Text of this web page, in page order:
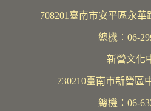
708201臺南市安平區永華
總機︰06-
新營文化
730210臺南市新營區
總機：06-